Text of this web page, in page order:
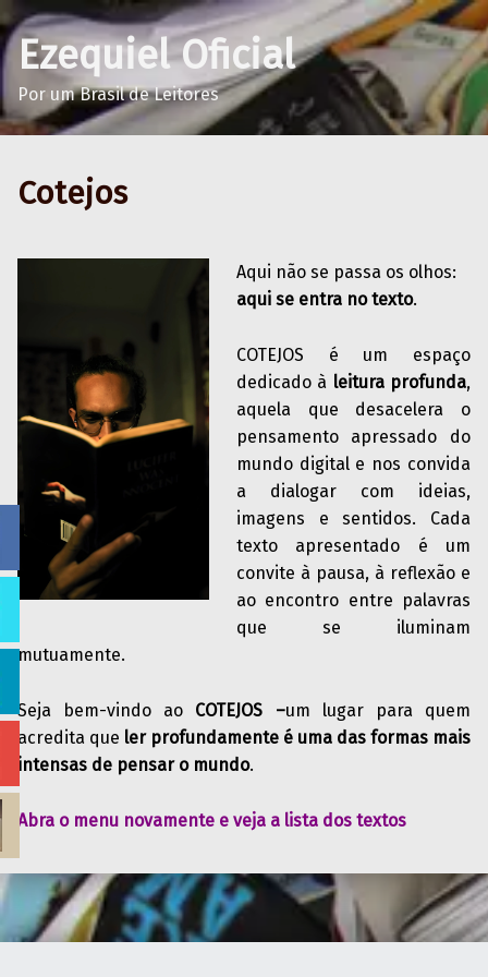
Ezequiel Oficial
Por um Brasil de Leitores
Cotejos
Aqui não se passa os olhos:
aqui se entra no texto.
COTEJOS é um espaço
dedicado à leitura profunda,
aquela que desacelera o
pensamento apressado do
mundo digital e nos convida
a dialogar com ideias,
imagens e sentidos. Cada
texto apresentado é um
convite à pausa, à reflexão e
ao encontro entre palavras
que se iluminam
mutuamente.
Seja bem-vindo ao COTEJOS –um lugar para quem
acredita que ler profundamente é uma das formas mais
intensas de pensar o mundo.
Abra o menu novamente e veja a lista dos textos